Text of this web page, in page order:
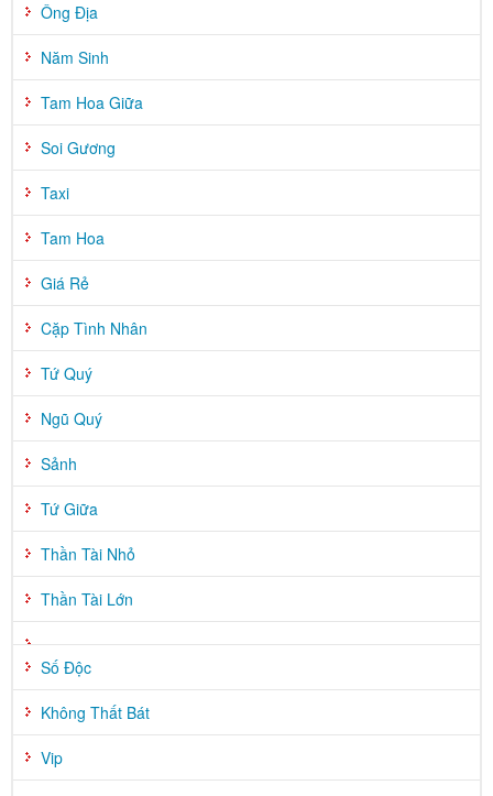
Ông Địa
Năm Sinh
Tam Hoa Giữa
Soi Gương
Taxi
Tam Hoa
Giá Rẻ
Cặp Tình Nhân
Tứ Quý
Ngũ Quý
Sảnh
Tứ Giữa
Thần Tài Nhỏ
Thần Tài Lớn
Số Độc
Không Thất Bát
Vip